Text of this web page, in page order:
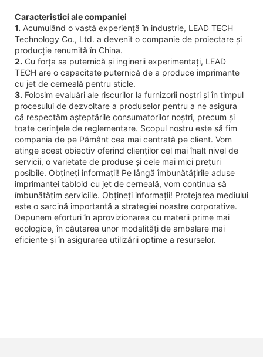
Caracteristici ale companiei
1. Acumulând o vastă experiență în industrie, LEAD TECH
Technology Co., Ltd. a devenit o companie de proiectare și
producție renumită în China.
2. Cu forța sa puternică și inginerii experimentați, LEAD
TECH are o capacitate puternică de a produce imprimante
cu jet de cerneală pentru sticle.
3. Folosim evaluări ale riscurilor la furnizorii noștri și în timpul
procesului de dezvoltare a produselor pentru a ne asigura
că respectăm așteptările consumatorilor noștri, precum și
toate cerințele de reglementare. Scopul nostru este să fim
compania de pe Pământ cea mai centrată pe client. Vom
atinge acest obiectiv oferind clienților cel mai înalt nivel de
servicii, o varietate de produse și cele mai mici prețuri
posibile. Obțineți informații! Pe lângă îmbunătățirile aduse
imprimantei tabloid cu jet de cerneală, vom continua să
îmbunătățim serviciile. Obțineți informații! Protejarea mediului
este o sarcină importantă a strategiei noastre corporative.
Depunem eforturi în aprovizionarea cu materii prime mai
ecologice, în căutarea unor modalități de ambalare mai
eficiente și în asigurarea utilizării optime a resurselor.